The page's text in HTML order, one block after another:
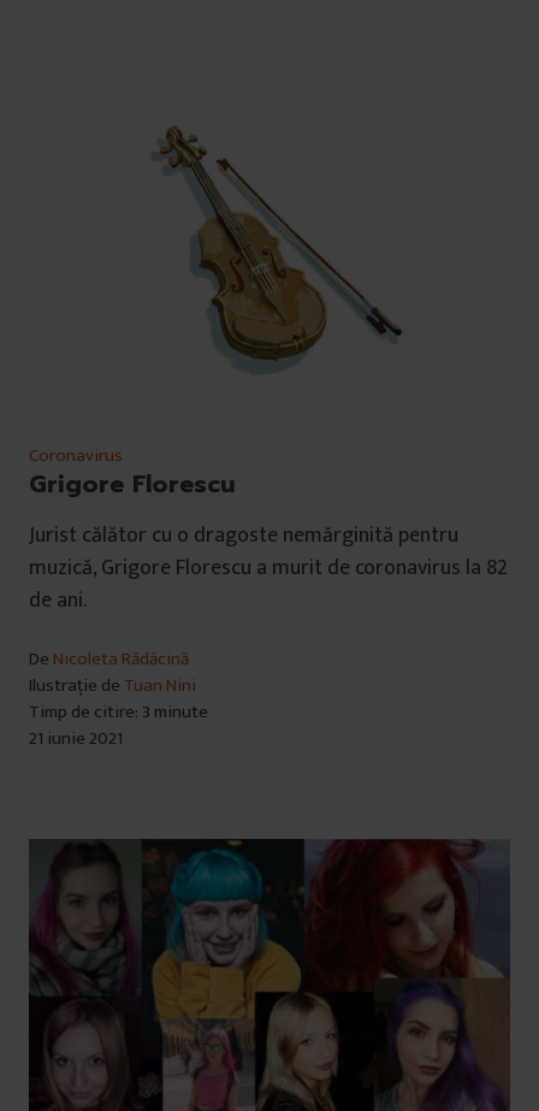
Coronavirus
Grigore Florescu
Jurist călător cu o dragoste nemărginită pentru
muzică, Grigore Florescu a murit de coronavirus la 82
de ani.
De Nicoleta Rădăcină
Ilustrație de Tuan Nini
Timp de citire: 3 minute
21 iunie 2021